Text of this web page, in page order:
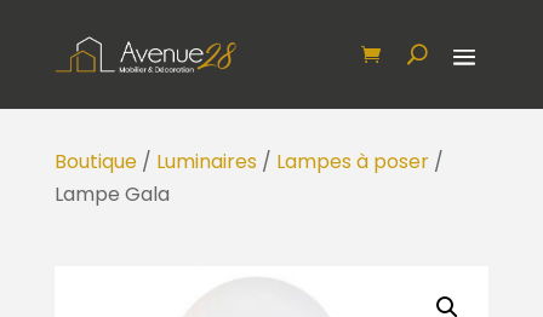
Boutique/ Luminaires/ Lampes à poser/
Lampe Gala